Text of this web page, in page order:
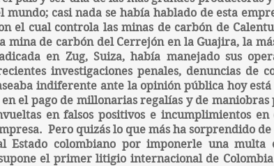
casi nada se había hablado de esta
el cual controla las minas de carbón de
mina de carbón del Cerrejón en la Guajira, la
en Zug, Suiza, había manejado sus
investigaciones penales, denuncias de
indiferente ante la opinión pública hoy
el pago de millonarias regalías y de
en falsos positivos e incumplimientos
Pero quizás lo que más ha sorprendido de
Estado colombiano por imponerle una
el primer litigio internacional de